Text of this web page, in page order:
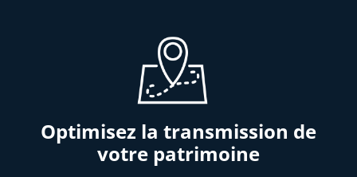
Optimisez la transmission de
votre patrimoine